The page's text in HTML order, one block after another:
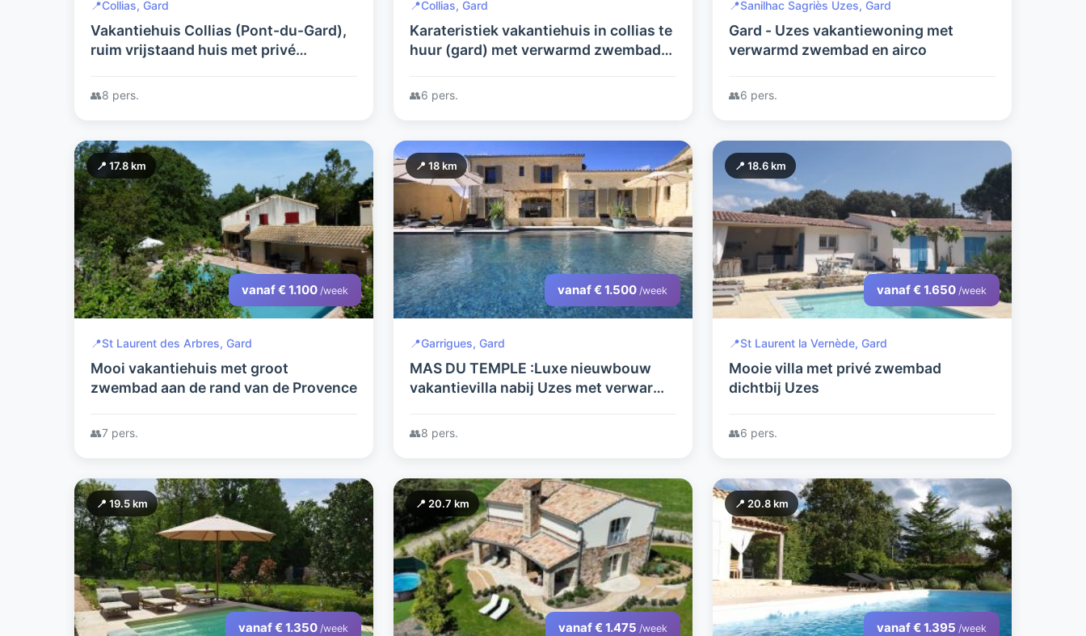
📍Collias, Gard
Vakantiehuis Collias (Pont-du-Gard),
ruim vrijstaand huis met privé
rivier, winkels en restaurantjes
👥8 pers.
📍Collias, Gard
Karateristiek vakantiehuis in collias te
huur (gard) met verwarmd zwembad
👥6 pers.
📍Sanilhac Sagriès Uzes, Gard
Gard - Uzes vakantiewoning met
verwarmd zwembad en airco
👥6 pers.
📍 17.8 km
vanaf € 1.100 /week
📍St Laurent des Arbres, Gard
Mooi vakantiehuis met groot
zwembad aan de rand van de Provence
👥7 pers.
📍 18 km
vanaf € 1.500 /week
📍Garrigues, Gard
MAS DU TEMPLE :Luxe nieuwbouw
vakantievilla nabij Uzes met verwarmd
volledige huis - uniek !!- buitenkans !!
👥8 pers.
📍 18.6 km
vanaf € 1.650 /week
📍St Laurent la Vernède, Gard
Mooie villa met privé zwembad
dichtbij Uzes
👥6 pers.
📍 19.5 km
vanaf € 1.350 /week
📍 20.7 km
vanaf € 1.475 /week
📍 20.8 km
vanaf € 1.395 /week